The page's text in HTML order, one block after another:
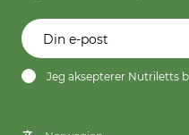
Jeg aksepterer Nutriletts